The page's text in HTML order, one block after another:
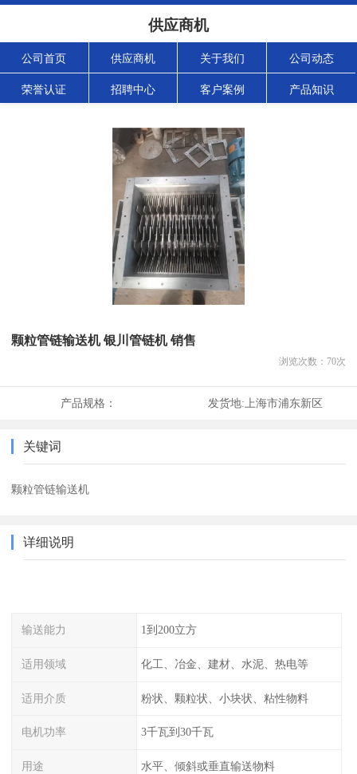
供应商机
公司首页 供应商机 关于我们 公司动态
荣誉认证 招聘中心 客户案例 产品知识
颗粒管链输送机 银川管链机 销售
浏览次数： 70次
产品规格： 发货地: 上海市浦东新区
关键词
颗粒管链输送机
详细说明
输送能力 1到200立方
适用领域 化工、冶金、建材、水泥、热电等
适用介质 粉状、颗粒状、小块状、粘性物料
电机功率 3千瓦到30千瓦
用途 水平、倾斜或垂直输送物料